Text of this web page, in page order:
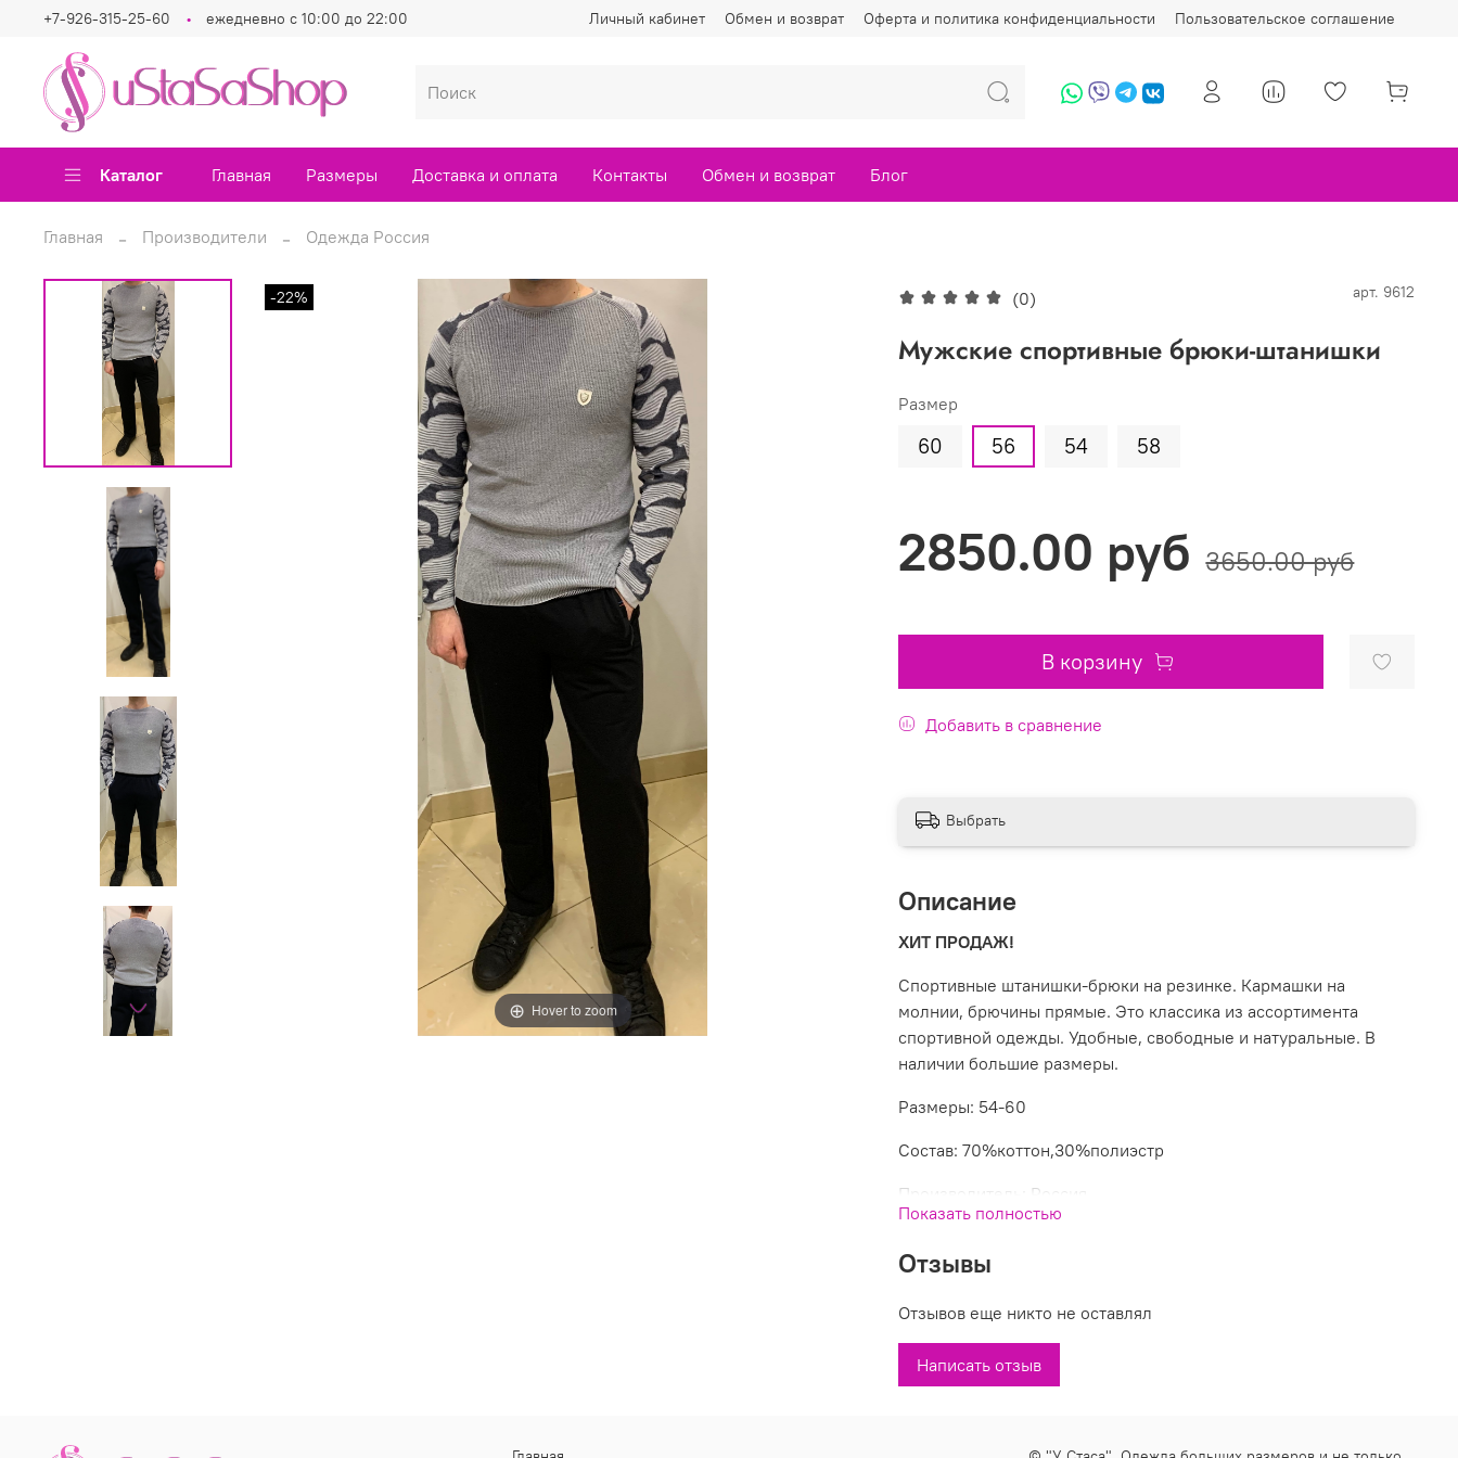
Личный кабинет Обмен и возврат Оферта и политика конфиденциальности Пользовательское соглашение
+7-926-315-25-60 ежедневно с 10:00 до 22:00
Каталог Главная Размеры Доставка и оплата Контакты Обмен и возврат Блог
Главная Производители Одежда Россия
Hover to zoom
-22% (0) арт. 9612
Мужские спортивные брюки-штанишки
Размер
60 56 54 58
2850.00 руб 3650.00 руб
В корзину
Добавить в сравнение
Выбрать
Описание
ХИТ ПРОДАЖ!
Спортивные штанишки-брюки на резинке. Кармашки на
молнии, брючины прямые. Это классика из ассортимента
спортивной одежды. Удобные, свободные и натуральные. В
наличии большие размеры.
Размеры: 54-60
Состав: 70%коттон,30%полиэстр
Производитель: Россия
Показать полностью
Отзывы
Отзывов еще никто не оставлял
Написать отзыв